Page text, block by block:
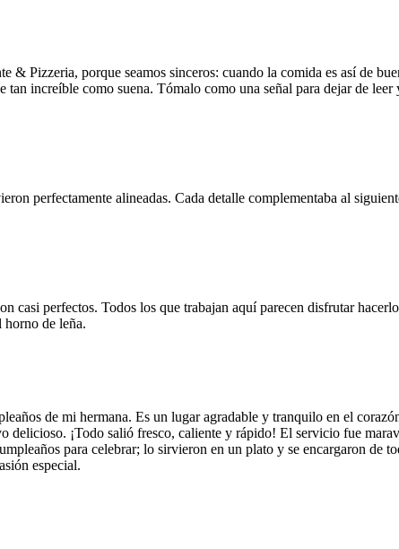
& Pizzeria, porque seamos sinceros: cuando la comida es así de
increíble como suena. Tómalo como una señal para dejar de
perfectamente alineadas. Cada detalle complementaba al
casi perfectos. Todos los que trabajan aquí parecen disfrutar
horno de leña.
de mi hermana. Es un lugar agradable y tranquilo en el
delicioso. ¡Todo salió fresco, caliente y rápido! El servicio fue
para celebrar; lo sirvieron en un plato y se encargaron de
especial.